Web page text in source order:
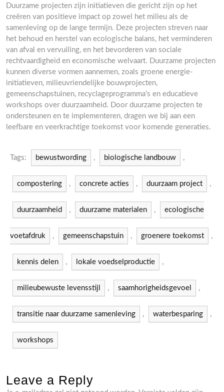
Duurzame projecten zijn initiatieven die gericht zijn op het
creëren van positieve impact op zowel het milieu als de
samenleving op de lange termijn. Deze projecten streven naar
het behoud en herstel van ecologische balans, het verminderen
van afval en vervuiling, en het bevorderen van sociale
rechtvaardigheid en economische welvaart. Duurzame projecten
kunnen diverse vormen aannemen, zoals groene energie-
initiatieven, milieuvriendelijke bouwprojecten,
gemeenschapstuinen, recyclageprogramma’s en educatieve
workshops over duurzaamheid. Door duurzame projecten te
ondersteunen en te implementeren, dragen we bij aan een
leefbare en veerkrachtige toekomst voor komende generaties.
Tags: bewustwording , biologische landbouw ,
compostering , concrete acties , duurzaam project ,
duurzaamheid , duurzame materialen , ecologische
voetafdruk , gemeenschapstuin , groenere toekomst ,
kennis delen , lokale voedselproductie ,
milieubewuste levensstijl , saamhorigheidsgevoel ,
transitie naar duurzame samenleving , waterbesparing ,
workshops
Leave a Reply